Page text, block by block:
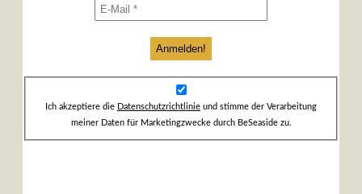
Ich akzeptiere die Datenschutzrichtlinie und stimme der Verarbeitung
meiner Daten für Marketingzwecke durch BeSeaside zu.